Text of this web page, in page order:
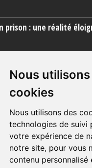
Nous
cookies
Nous utilisons des
technologies de suivi
votre expérience de
notre site, pour vous
contenu
prison : une réalité
est une porcherie